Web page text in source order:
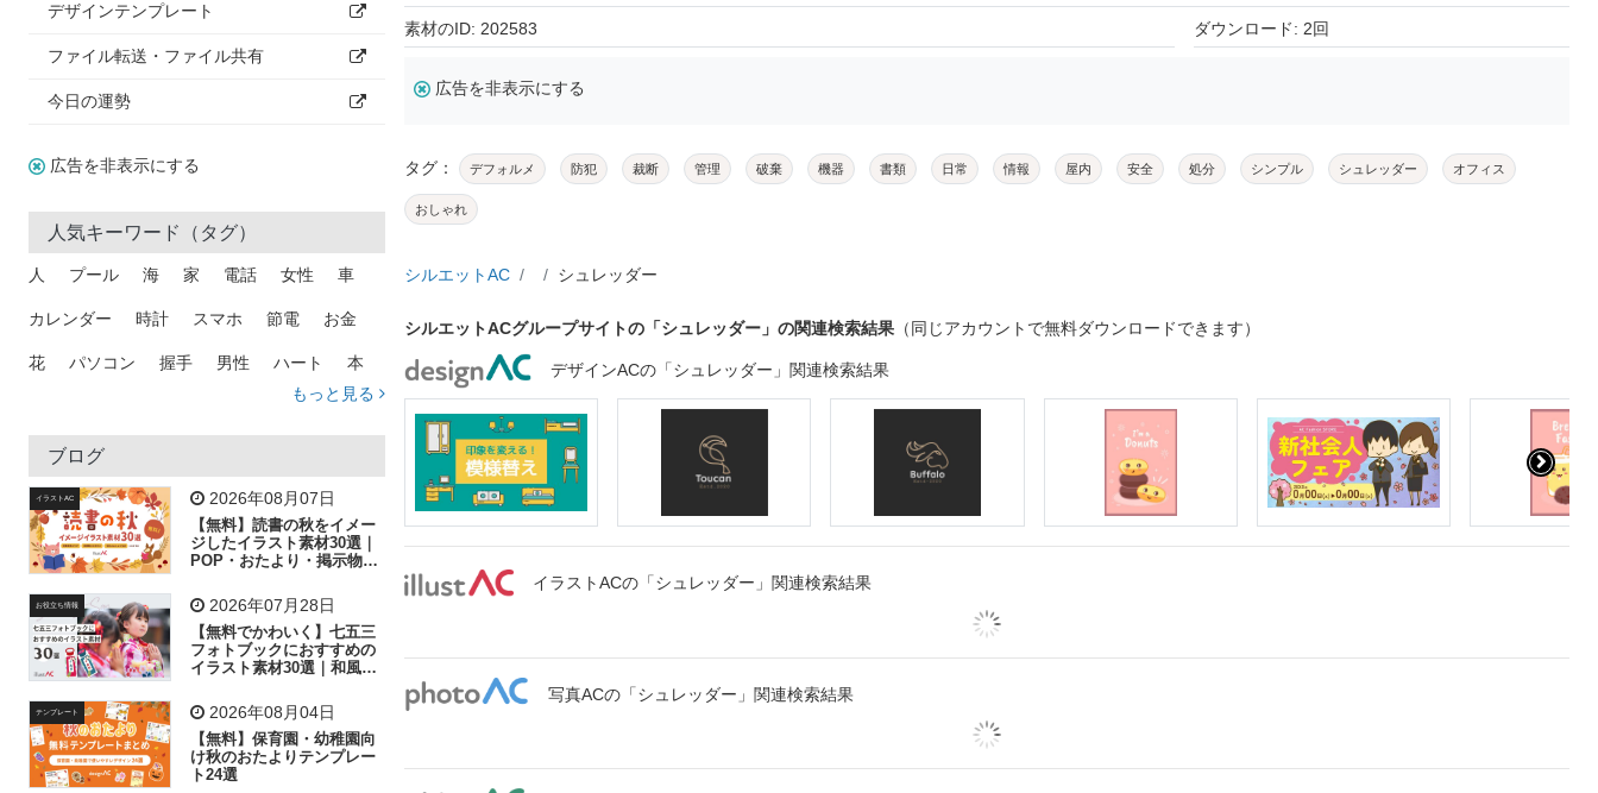
デザインテンプレート
ファイル転送・ファイル共有
今日の運勢
広告を非表示にする
人気キーワード（タグ）
人 プール 海 家 電話 女性 車
カレンダー 時計 スマホ 節電 お金
花 パソコン 握手 男性 ハート 本
トラック 木
吹き出し
飛行機 グラフ ビル 魚 家族 書類
歩く 工場 会社 太陽 キラキラ
子供 作業員 葉 相談 ピクトグラム
もっと見る
ブログ
イラストAC 2026年08月07日
【無料】読書の秋をイメー
ジしたイラスト素材30選｜
POP・おたより・掲示物に
お役立ち情報 2026年07月28日
【無料でかわいく】七五三
フォトブックにおすすめの
イラスト素材30選｜和風の
テンプレート 2026年08月04日
【無料】保育園・幼稚園向
け秋のおたよりテンプレー
ト24選
素材のID: 202583 ダウンロード: 2回
広告を非表示にする
タグ： デフォルメ 防犯 裁断 管理 破棄 機器 書類 日常 情報 屋内 安全 処分 シンプル シュレッダー オフィス
おしゃれ
シルエットAC シュレッダー
シルエットACグループサイトの「シュレッダー」の関連検索結果 （同じアカウントで無料ダウンロードできます）
デザインACの「シュレッダー」関連検索結果
イラストACの「シュレッダー」関連検索結果
写真ACの「シュレッダー」関連検索結果